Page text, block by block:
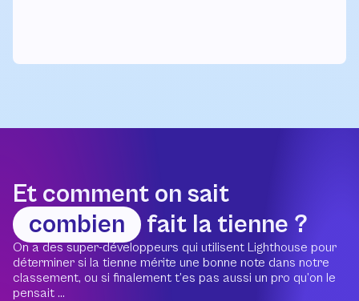
Et comment on sait
combien
fait la tienne ?
On a des super-développeurs qui utilisent Lighthouse pour
déterminer si la tienne mérite une bonne note dans notre
classement, ou si finalement t’es pas aussi un pro qu’on le
pensait ...